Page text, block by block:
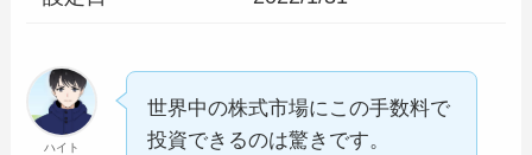
ハイト
世界中の株式市場にこの手数料で
投資できるのは驚きです。